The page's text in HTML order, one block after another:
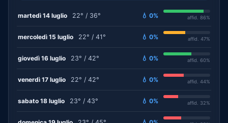
martedì 14 luglio 22° / 36° 💧 0% affid. 86%
mercoledì 15 luglio 22° / 41° 💧 0% affid. 47%
giovedì 16 luglio 23° / 42° 💧 0% affid. 60%
venerdì 17 luglio 22° / 42° 💧 0% affid. 44%
sabato 18 luglio 23° / 43° 💧 0% affid. 32%